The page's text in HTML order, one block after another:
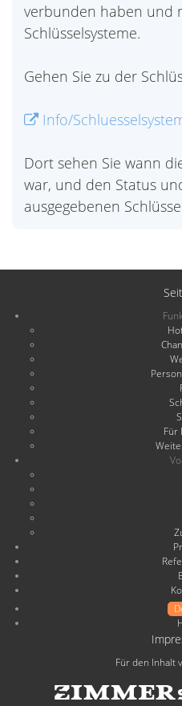
verbunden haben und
Schlüsselsysteme.
Gehen Sie zu der
Info/
Dort sehen Sie wann
war, und den Status
ausgegebenen
Für
Für den Inhalt